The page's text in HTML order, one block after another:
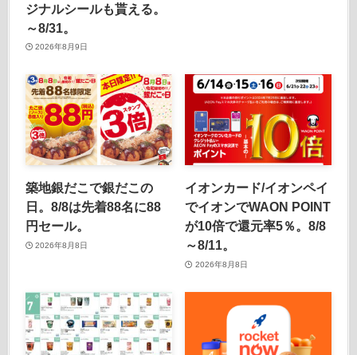
ジナルシールも貰える。
～8/31。
2026年8月9日
築地銀だこで銀だこの
日。8/8は先着88名に88
円セール。
2026年8月8日
イオンカード/イオンペイ
でイオンでWAON POINT
が10倍で還元率5％。8/8
～8/11。
2026年8月8日